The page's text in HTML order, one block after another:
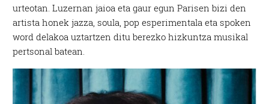
urteotan. Luzernan jaioa eta gaur egun Parisen bizi den
artista honek jazza, soula, pop esperimentala eta spoken
word delakoa uztartzen ditu berezko hizkuntza musikal
pertsonal batean.